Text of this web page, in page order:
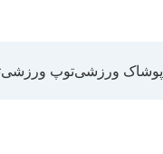
پوشاک ورزشیتوپ ورزشی